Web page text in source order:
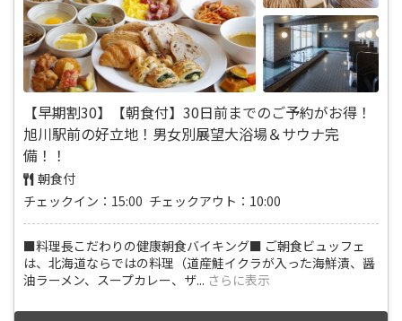
【早期割30】【朝食付】30日前までのご予約がお得！
旭川駅前の好立地！男女別展望大浴場＆サウナ完
備！！
朝食付
チェックイン：15:00 チェックアウト：10:00
■料理長こだわりの健康朝食バイキング■ ご朝食ビュッフェ
は、北海道ならではの料理（道産鮭イクラが入った海鮮漬、醤
油ラーメン、スープカレー、ザ... さらに表示